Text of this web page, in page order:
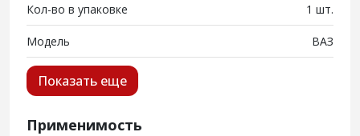
Кол-во в упаковке 1 шт.
Модель ВАЗ
Показать еще
Применимость